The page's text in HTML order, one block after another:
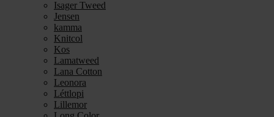
Isager Tweed
Jensen
kamma
Knitcol
Kos
Lamatweed
Lana Cotton
Leonora
Léttlopi
Lillemor